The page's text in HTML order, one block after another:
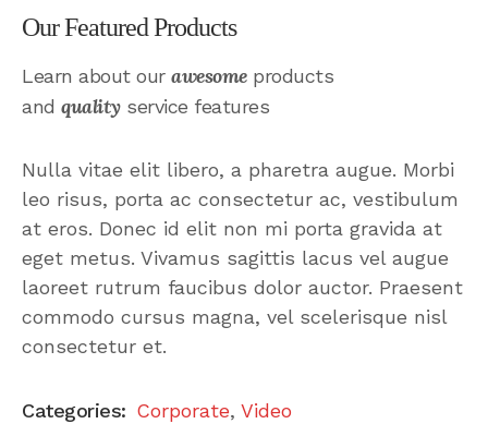
Our Featured Products
Learn about our awesomeproducts
and qualityservice features
Nulla vitae elit libero, a pharetra augue. Morbi
leo risus, porta ac consectetur ac, vestibulum
at eros. Donec id elit non mi porta gravida at
eget metus. Vivamus sagittis lacus vel augue
laoreet rutrum faucibus dolor auctor. Praesent
commodo cursus magna, vel scelerisque nisl
consectetur et.
Categories: Corporate, Video